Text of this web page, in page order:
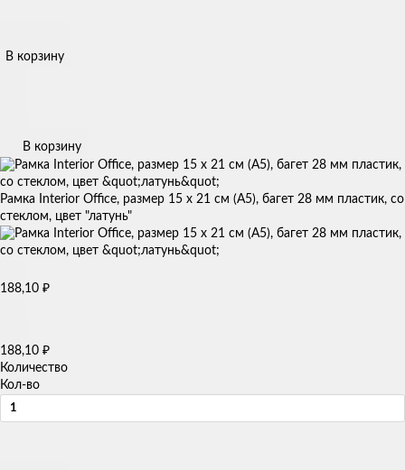
В корзину
В корзину
Рамка Interior Office, размер 15 x 21 см (А5), багет 28 мм пластик, со
стеклом, цвет "латунь"
188,10 ₽
188,10 ₽
Количество
Кол-во